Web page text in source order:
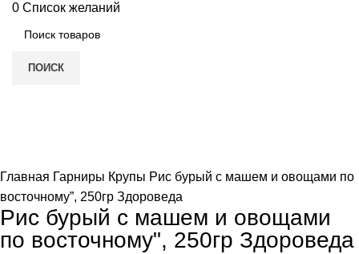
0 Список желаний
ПОИСК
Главная Гарниры Крупы Рис бурый с машем и овощами по
восточному”, 250гр Здороведа
Рис бурый с машем и овощами
по восточному", 250гр Здороведа